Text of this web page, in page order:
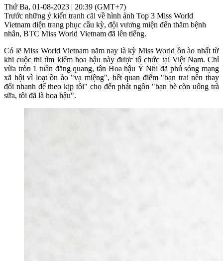
Thứ Ba, 01-08-2023 | 20:39 (GMT+7)
Trước những ý kiến tranh cãi về hình ảnh Top 3 Miss World
Vietnam diện trang phục cầu kỳ, đội vương miện đến thăm bệnh
nhân, BTC Miss World Vietnam đã lên tiếng.
Có lẽ Miss World Vietnam năm nay là kỳ Miss World ồn ào nhất từ
khi cuộc thi tìm kiếm hoa hậu này được tổ chức tại Việt Nam. Chỉ
vừa tròn 1 tuần đăng quang, tân Hoa hậu Ý Nhi đã phủ sóng mạng
xã hội vì loạt ồn ào "vạ miệng", hết quan điểm "bạn trai nên thay
đổi nhanh để theo kịp tôi" cho đến phát ngôn "bạn bè còn uống trà
sữa, tôi đã là hoa hậu".